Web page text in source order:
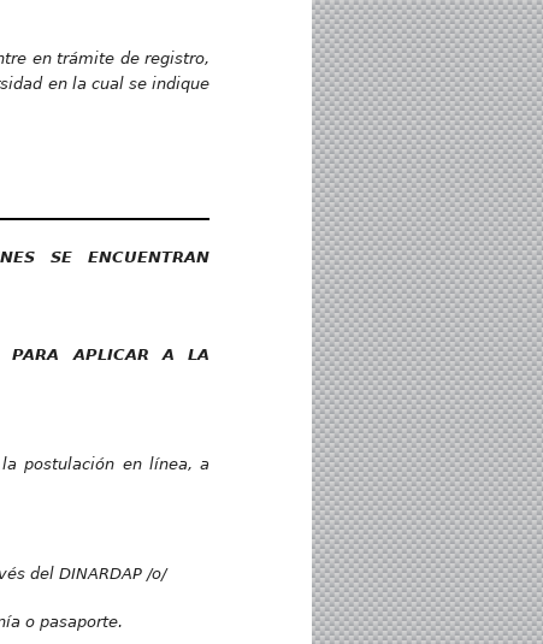
en trámite de registro,
en la cual se indique
SE ENCUENTRAN
PARA APLICAR A LA
postulación en línea, a
del DINARDAP /o/
o pasaporte.